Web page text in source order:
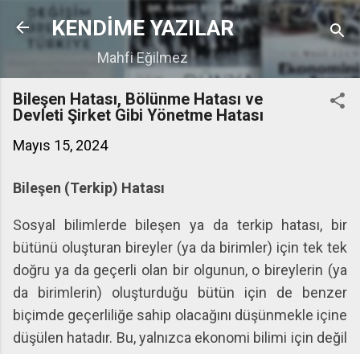
Ana içeriğe atla
KENDİME YAZILAR
Mahfi Eğilmez
Bileşen Hatası, Bölünme Hatası ve
Devleti Şirket Gibi Yönetme Hatası
Mayıs 15, 2024
Bileşen (Terkip) Hatası
Sosyal bilimlerde bileşen ya da terkip hatası, bir
bütünü oluşturan bireyler (ya da birimler) için tek tek
doğru ya da geçerli olan bir olgunun, o bireylerin (ya
da birimlerin) oluşturduğu bütün için de benzer
biçimde geçerliliğe sahip olacağını düşünmekle içine
düşülen hatadır. Bu, yalnızca ekonomi bilimi için değil